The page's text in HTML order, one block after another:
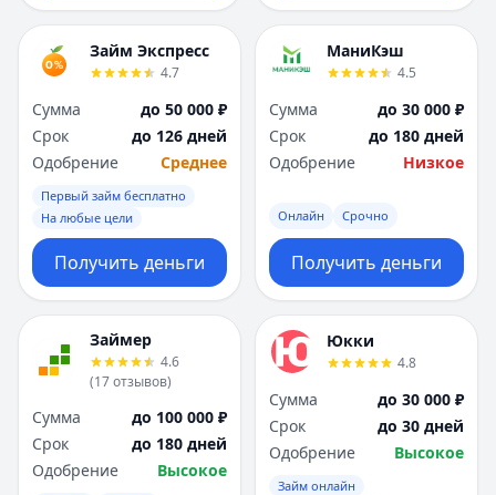
Займ Экспресс
4.7
Сумма
до 50 000 ₽
Срок
до 126 дней
Одобрение
Среднее
Первый займ бесплатно
На любые цели
Получить деньги
МаниКэш
4.5
Сумма
до 30 000 ₽
Срок
до 180 дней
Одобрение
Низкое
Онлайн Срочно
Получить деньги
Займер
4.6
(17отзывов)
Сумма
до 100 000 ₽
Срок
до 180 дней
Одобрение
Высокое
Юкки
4.8
Сумма
до 30 000 ₽
Срок
до 30 дней
Одобрение
Высокое
Займ онлайн